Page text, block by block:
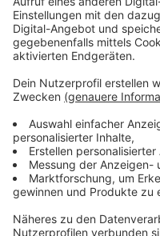
Immer
Verpass' nichts
ANTENNE
Lifestyle oder
Zum